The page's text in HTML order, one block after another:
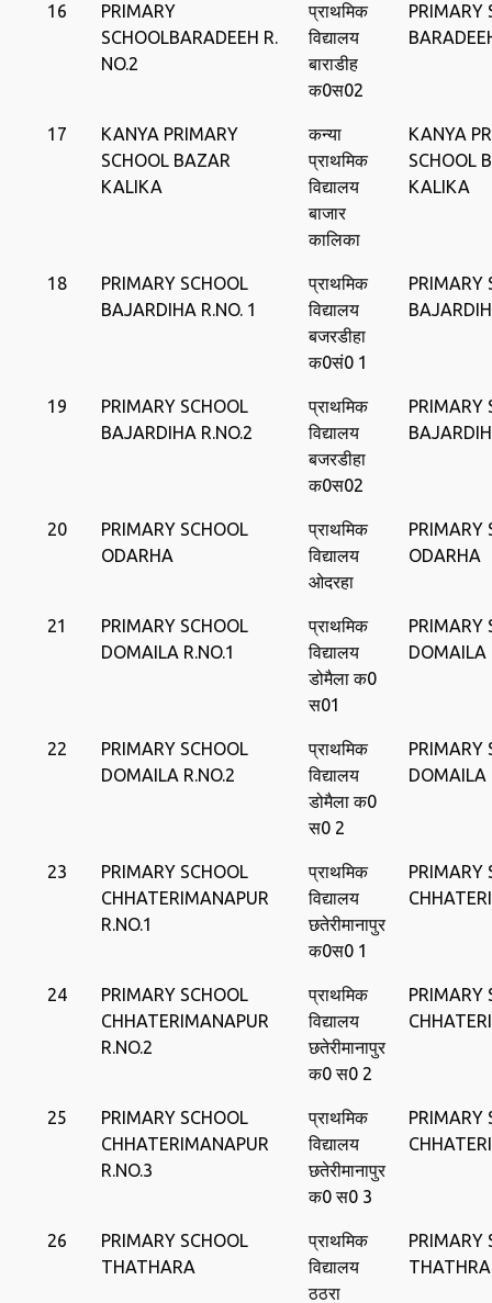
16
PRIMARY
SCHOOLBARADEEH R.
NO.2
प्राथमिक
विद्यालय
बाराडीह
क0स02
PRIMARY
17
KANYA PRIMARY
SCHOOL BAZAR
KALIKA
कन्‍या
प्राथमिक
विद्यालय
बाजार
कालिका
KANYA
SCHOOL
KALIKA
18
PRIMARY SCHOOL
BAJARDIHA R.NO. 1
प्राथमिक
विद्यालय
बजरडीहा
क0सं0 1
PRIMARY
19
PRIMARY SCHOOL
BAJARDIHA R.NO.2
प्राथमिक
विद्यालय
बजरडीहा
क0स02
PRIMARY
20
PRIMARY SCHOOL
ODARHA
प्राथमिक
विद्यालय
ओदरहा
PRIMARY
ODARHA
21
PRIMARY SCHOOL
DOMAILA R.NO.1
प्राथमिक
विद्यालय
डोमैला क0
स01
PRIMARY
DOMAILA
22
PRIMARY SCHOOL
DOMAILA R.NO.2
प्राथमिक
विद्यालय
डोमैला क0
स0 2
PRIMARY
DOMAILA
23
PRIMARY SCHOOL
CHHATERIMANAPUR
R.NO.1
प्राथमिक
विद्यालय
छतेरीमानापुर
क0स0 1
PRIMARY
24
PRIMARY SCHOOL
CHHATERIMANAPUR
R.NO.2
प्राथमिक
विद्यालय
छतेरीमानापुर
क0 स0 2
PRIMARY
25
PRIMARY SCHOOL
CHHATERIMANAPUR
R.NO.3
प्राथमिक
विद्यालय
छतेरीमानापुर
क0 स0 3
PRIMARY
26
PRIMARY SCHOOL
THATHARA
प्राथमिक
विद्यालय
ठठरा
PRIMARY
THATHRA